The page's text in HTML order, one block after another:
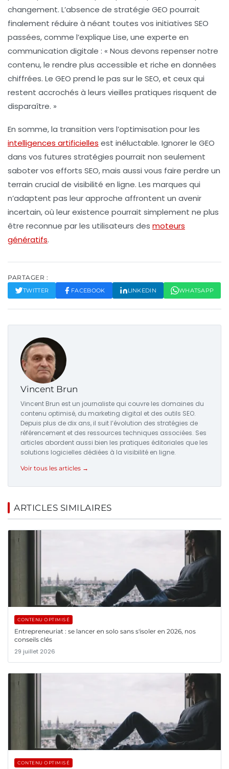
changement. L’absence de stratégie GEO pourrait
finalement réduire à néant toutes vos initiatives SEO
passées, comme l’explique Lise, une experte en
communication digitale : « Nous devons repenser notre
contenu, le rendre plus accessible et riche en données
chiffrées. Le GEO prend le pas sur le SEO, et ceux qui
restent accrochés à leurs vieilles pratiques risquent de
disparaître. »
En somme, la transition vers l’optimisation pour les
intelligences artificielles est inéluctable. Ignorer le GEO
dans vos futures stratégies pourrait non seulement
saboter vos efforts SEO, mais aussi vous faire perdre un
terrain crucial de visibilité en ligne. Les marques qui
n’adaptent pas leur approche affrontent un avenir
incertain, où leur existence pourrait simplement ne plus
être reconnue par les utilisateurs des moteurs
génératifs.
PARTAGER :
TWITTER FACEBOOK LINKEDIN WHATSAPP
Vincent Brun
Vincent Brun est un journaliste qui couvre les domaines du
contenu optimisé, du marketing digital et des outils SEO.
Depuis plus de dix ans, il suit l’évolution des stratégies de
référencement et des ressources techniques associées. Ses
articles abordent aussi bien les pratiques éditoriales que les
solutions logicielles dédiées à la visibilité en ligne.
Voir tous les articles →
ARTICLES SIMILAIRES
CONTENU OPTIMISÉ
Entrepreneuriat : se lancer en solo sans s'isoler en 2026, nos
conseils clés
29 juillet 2026
CONTENU OPTIMISÉ